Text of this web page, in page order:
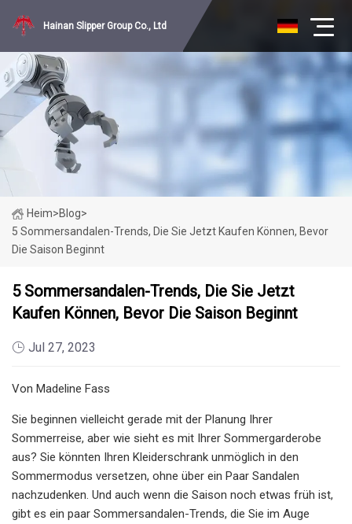
Hainan Slipper Group Co., Ltd
Heim>Blog>
5 Sommersandalen-Trends, Die Sie Jetzt Kaufen Können, Bevor
Die Saison Beginnt
5 Sommersandalen-Trends, Die Sie Jetzt
Kaufen Können, Bevor Die Saison Beginnt
Jul 27, 2023
Von Madeline Fass
Sie beginnen vielleicht gerade mit der Planung Ihrer
Sommerreise, aber wie sieht es mit Ihrer Sommergarderobe
aus? Sie könnten Ihren Kleiderschrank unmöglich in den
Sommermodus versetzen, ohne über ein Paar Sandalen
nachzudenken. Und auch wenn die Saison noch etwas früh ist,
gibt es ein paar Sommersandalen-Trends, die Sie im Auge